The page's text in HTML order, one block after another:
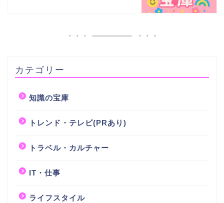
カテゴリー
知識の宝庫
トレンド・テレビ(PRあり)
トラベル・カルチャー
IT・仕事
ライフスタイル